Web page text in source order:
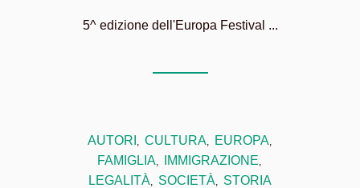
5^ edizione dell'Europa Festival ...
AUTORI , CULTURA, EUROPA,
FAMIGLIA, IMMIGRAZIONE,
LEGALITÀ, SOCIETÀ, STORIA